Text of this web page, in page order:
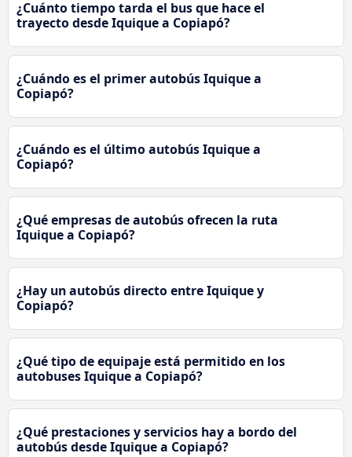
¿Cuánto tiempo tarda el bus que hace el
trayecto desde Iquique a Copiapó?
¿Cuándo es el primer autobús Iquique a
Copiapó?
¿Cuándo es el último autobús Iquique a
Copiapó?
¿Qué empresas de autobús ofrecen la ruta
Iquique a Copiapó?
¿Hay un autobús directo entre Iquique y
Copiapó?
¿Qué tipo de equipaje está permitido en los
autobuses Iquique a Copiapó?
¿Qué prestaciones y servicios hay a bordo del
autobús desde Iquique a Copiapó?